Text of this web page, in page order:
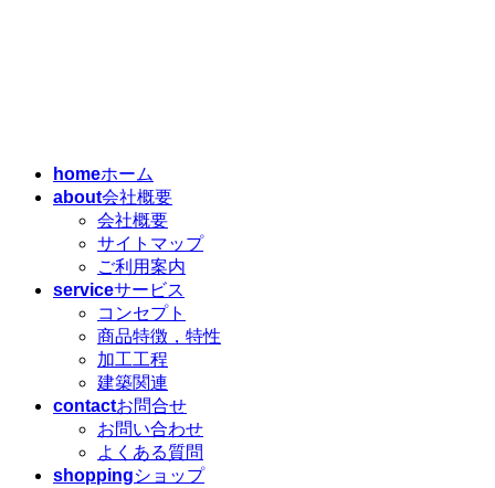
homeホーム
about会社概要
会社概要
サイトマップ
ご利用案内
serviceサービス
コンセプト
商品特徴，特性
加工工程
建築関連
contactお問合せ
お問い合わせ
よくある質問
shoppingショップ